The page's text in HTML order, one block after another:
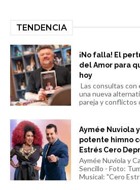
TENDENCIA
¡No falla! El
del Amor para
hoy
Las consultas con
una nueva
pareja y conflictos
Aymée Nuviola
potente himno
Estrés Cero
Aymée Nuviola y
Sencillo - Foto:
Musical: "Cero